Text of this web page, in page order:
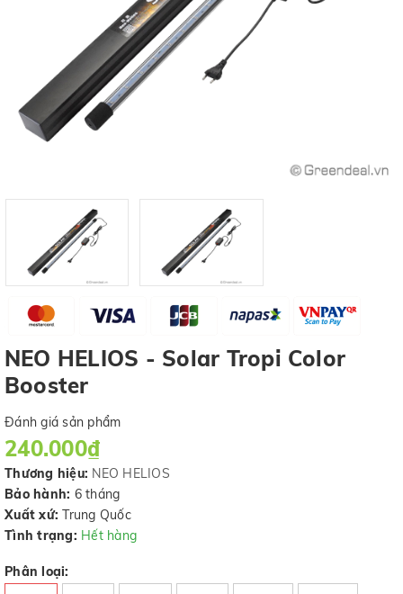
NEO HELIOS - Solar Tropi Color
Booster
Đánh giá sản phẩm
240.000₫
Thương hiệu: NEO HELIOS
Bảo hành: 6 tháng
Xuất xứ: Trung Quốc
Tình trạng: Hết hàng
Phân loại: